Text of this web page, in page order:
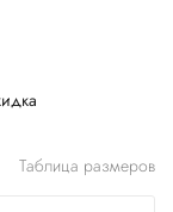
Таблица размеров